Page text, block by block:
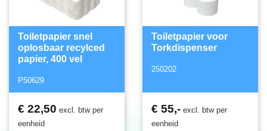
Toiletpapier snel
oplosbaar recylced
papier, 400 vel
P50629
€ 22,50 excl. btw per
eenheid
Toiletpapier voor
Torkdispenser
250202
€ 55,- excl. btw per
eenheid